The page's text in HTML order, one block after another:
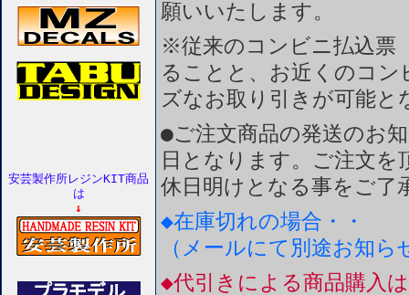
安芸製作所レジンKIT商品
は
↓
願いいたします。
※従来のコンビニ払込票
ることと、お近くのコ
ズなお取り引きが可能
●ご注文商品の発送のお
日となります。ご注文を
休日明けとなる事をご了
◆在庫切れの場合・・
（メールにて別途お知
◆代引きによる商品購入